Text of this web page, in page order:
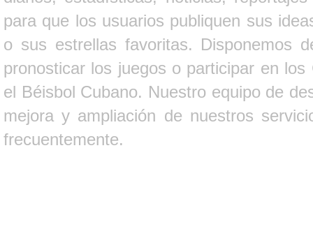
para que los usuarios publiquen sus
o sus estrellas favoritas. Disponemos
pronosticar los juegos o participar en
el Béisbol Cubano. Nuestro equipo de
mejora y ampliación de nuestros
frecuentemente.